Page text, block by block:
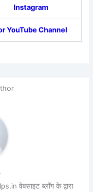
Instagram
YouTube Channel
वेबसाइट ब्लॉग के द्वारा